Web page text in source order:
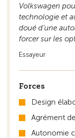
Volkswagen
technologie et
doué d’une
forcer sur les
Essayeur
Forces
Design
Agrément
Autonomie